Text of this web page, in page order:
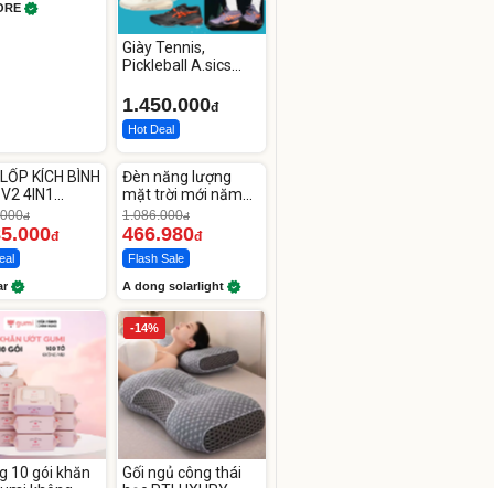
Giày Tennis,
Pickleball A.sics
Các Phối Màu
1.450.000đ
Hot Deal
KÍCH BÌNH
4IN1
đ
đ
-56%
Đèn năng lượng
mặt trời mới năm
2026 có 120 viên
LED lớn
1.086.000đ
466.980đ
Flash Sale
A dong solarlight
10 gói khăn
-14%
Gối ngủ công thái